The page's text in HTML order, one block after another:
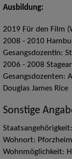
Ausbildung:
2019 Für den Film
2008 - 2010
Gesangsdozentin:
2006 - 2008
Gesangsdozenten:
Douglas James Rice
Sonstige
Wohnort: Pforzheim
Wohnmöglichkeit: